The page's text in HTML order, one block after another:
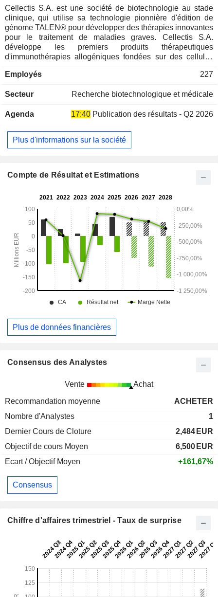
Cellectis S.A. est une société de biotechnologie au stade
clinique, qui utilise sa technologie pionnière d'édition de
génome TALEN® pour développer des thérapies innovantes
pour le traitement de maladies graves. Cellectis S.A.
développe les premiers produits thérapeutiques
d'immunothérapies allogéniques fondées sur des cellules
sur étagère et prêtes à l'emploi pour le traitement de patients
thérapies géniques dans d'autres indications
entièrement internalisées, Cellectis S.A. est l'une des rares
valeur de la thérapie cellulaire et génique de bout en bout.
Employés 227
Secteur Recherche biotechnologique et médicale
Agenda 17:40 Publication des résultats - Q2 2026
Plus d'informations sur la société
Compte de Résultat et Estimations
Plus de données financières
Consensus des Analystes
Vente Achat
Recommandation moyenne
ACHETER
Nombre d'Analystes
1
Dernier Cours de Cloture
2,484 EUR
Objectif de cours Moyen
6,500 EUR
Ecart / Objectif Moyen
+161,67%
Consensus
Chiffre d'affaires trimestriel - Taux de surprise